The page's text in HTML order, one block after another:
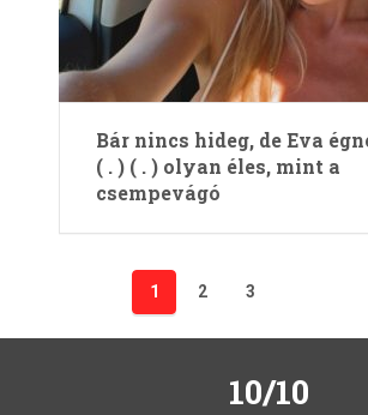
Bár nincs hideg, de Eva
( . ) ( . ) olyan éles, mint a
csempevágó
Bejegyzések
lapozása
1 2 3
10/10